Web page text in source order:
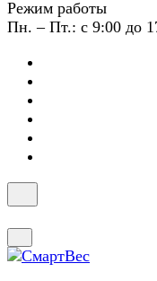
Режим работы
Пн. – Пт.: с 9:00 до